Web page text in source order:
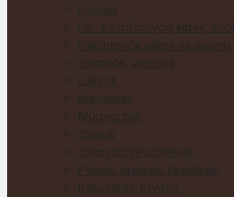
Enyvek
Fa- és műanyag kittek,
Fakártevők elleni védelem
Gyanták, viaszok
Lakkok
Méhviasz
Műgyanták
Olajok
Olvasztókészülékek
Pácok, lazúrok, festékek
Retusálás, javítás